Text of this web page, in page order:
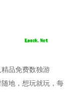
品免费数独游
地，想玩就玩，每